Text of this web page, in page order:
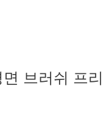
브러쉬 프리